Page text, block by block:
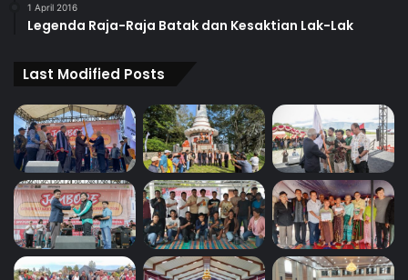
1 April 2016
Legenda Raja-Raja Batak dan Kesaktian Lak-Lak
Last Modified Posts